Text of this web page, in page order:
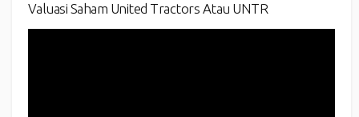
Valuasi Saham United Tractors Atau UNTR